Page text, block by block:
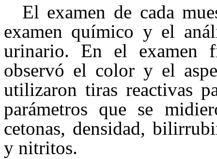
El examen de cada
examen químico y el
urinario. En el examen
observó el color y el
utilizaron tiras reactivas
parámetros que se
cetonas, densidad,
y nitritos.